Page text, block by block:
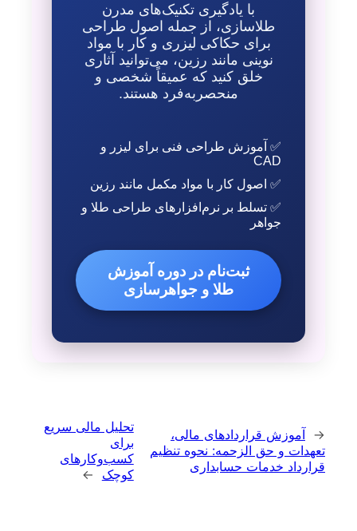
با یادگیری تکنیک‌های مدرن
طلاسازی، از جمله اصول طراحی
برای حکاکی لیزری و کار با مواد
نوینی مانند رزین، می‌توانید آثاری
خلق کنید که عمیقاً شخصی و
منحصربه‌فرد هستند.
✅ آموزش طراحی فنی برای لیزر و
CAD
✅ اصول کار با مواد مکمل مانند رزین
✅ تسلط بر نرم‌افزارهای طراحی طلا و
جواهر
ثبت‌نام در دوره آموزش
طلا و جواهرسازی
← آموزش قراردادهای مالی،
تعهدات و حق الزحمه: نحوه تنظیم
قرارداد خدمات حسابداری
تحلیل مالی سریع
برای
کسب‌وکارهای
کوچک
→